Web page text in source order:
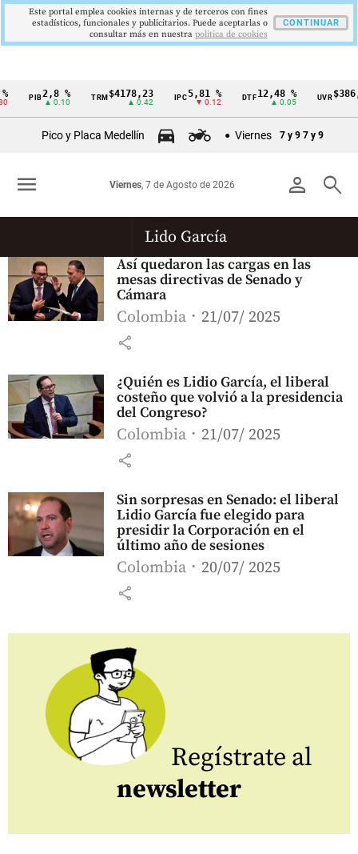
Cintillo
Colombia
PIB2,8 %
▲ 0.10
TRM$4178,23
▲ 0.42
IPC5,81 %
▼ 0.12
DTF12,48 %
▲ 0.05
UVR
Pico y Placa Medellín Viernes 7 y 9 7 y 9
person search
Viernes, 7 de Agosto de 2026
menu
Lido García
Así quedaron las cargas en las
mesas directivas de Senado y
Cámara
Colombia 21/07/ 2025
share
¿Quién es Lidio García, el liberal
costeño que volvió a la presidencia
del Congreso?
Colombia 21/07/ 2025
share
Sin sorpresas en Senado: el liberal
Lidio García fue elegido para
presidir la Corporación en el
último año de sesiones
Colombia 20/07/ 2025
share
Regístrate al
newsletter
Este portal emplea cookies internas y de terceros con fines
estadísticos, funcionales y publicitarios. Puede aceptarlas o
consultar más en nuestra politica de cookies
CONTINUAR